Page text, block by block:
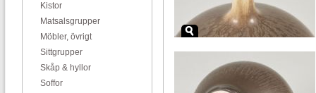
Kistor
Matsalsgrupper
Möbler, övrigt
Sittgrupper
Skåp & hyllor
Soffor